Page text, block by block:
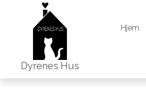
Dyrenes Hus
Hjem